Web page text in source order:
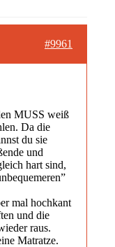
#9961
MUSS weiß
Da die
du sie
und
hart sind,
mal hochkant
und die
raus.
Matratze.